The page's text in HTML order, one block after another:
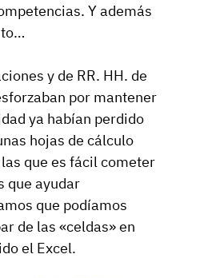
Y además
y de RR. HH. de
por mantener
ya habían perdido
hojas de cálculo
que es fácil cometer
que ayudar
que podíamos
de las «celdas» en
el Excel.